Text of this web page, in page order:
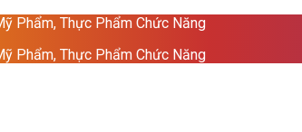
Phẩm, Thực Phẩm Chức Năng
Phẩm, Thực Phẩm Chức Năng